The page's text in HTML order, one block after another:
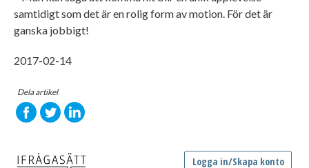
samtidigt som det är en rolig form av motion. För det är
ganska jobbigt!
2017-02-14
Dela artikel